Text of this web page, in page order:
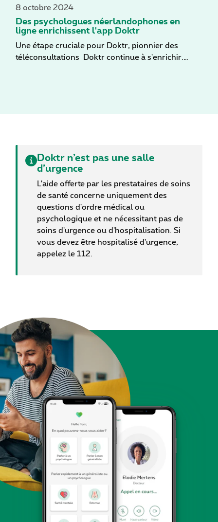
investissement. Avec la MC (Mutualité chrétienne)
et Solidaris, ce sont donc à présent 4 acteurs
belges majeurs de la santé et de l’économie qui
d’un modèle de soins hybride. La finalisation de la
8 octobre 2024
Des psychologues néerlandophones en
ligne enrichissent l'app Doktr
Une étape cruciale pour Doktr, pionnier des
téléconsultations Doktr continue à s'enrichir.
psychologique professionnel, en néerlandais ou
physiques et mentaux, au moment précis où le
besoin s'en fait sentir.
Doktr n’est pas une salle
d’urgence
L'aide offerte par les prestataires de soins
de santé concerne uniquement des
questions d'ordre médical ou
psychologique et ne nécessitant pas de
soins d'urgence ou d'hospitalisation. Si
vous devez être hospitalisé d'urgence,
appelez le 112.